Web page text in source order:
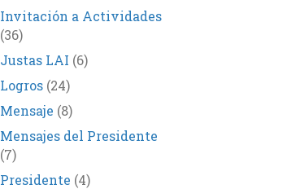
Invitación a Actividades
(36)
Justas LAI (6)
Logros(24)
Mensaje (8)
Mensajes del Presidente
(7)
Presidente (4)